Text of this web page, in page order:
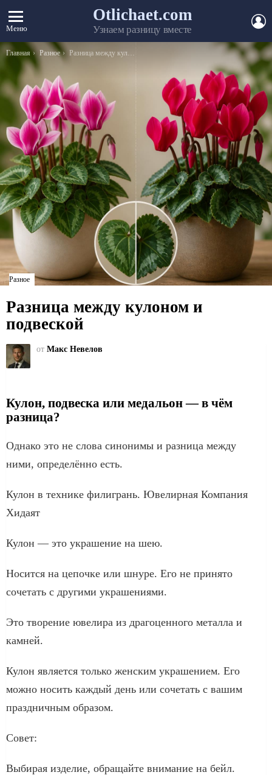
Меню
Otlichaet.com
Узнаем разницу вместе
Вы здесь:
Главная Разное Разница между кулоном и подвеской
Разное
Разница между кулоном и
подвеской
от Макс Невелов
Кулон, подвеска или медальон — в чём
разница?
Однако это не слова синонимы и разница между
ними, определённо есть.
Кулон в технике филигрань. Ювелирная Компания
Хидаят
Кулон — это украшение на шею.
Носится на цепочке или шнуре. Его не принято
сочетать с другими украшениями.
Это творение ювелира из драгоценного металла и
камней.
Кулон является только женским украшением. Его
можно носить каждый день или сочетать с вашим
праздничным образом.
Совет:
Выбирая изделие, обращайте внимание на бейл.